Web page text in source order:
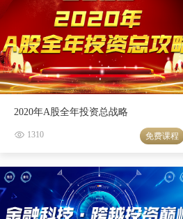
2020年A股全年投资总战略
1310 免费课程